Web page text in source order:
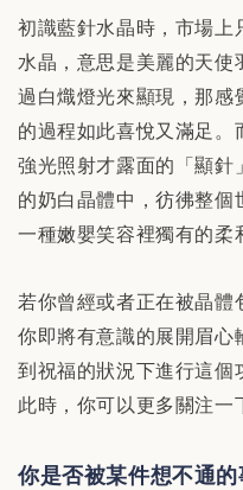
初識藍針水晶時，市場上
水晶，意思是美麗的天使
過白熾燈光來顯現，那感
的過程如此喜悅又滿足。
強光照射才露面的「顯針
的奶白晶體中，彷彿整個
一種嫩嬰笑容裡獨有的柔
若你曾經或者正在被晶體
你即將有意識的展開眉心
到祝福的狀況下進行這個
此時，你可以更多關注一
你是否被某件想不通